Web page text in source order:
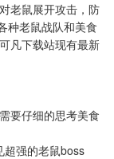
老鼠展开攻击，防
种老鼠战队和美食
凡下载站现有最新
要仔细的思考美食
强的老鼠boss